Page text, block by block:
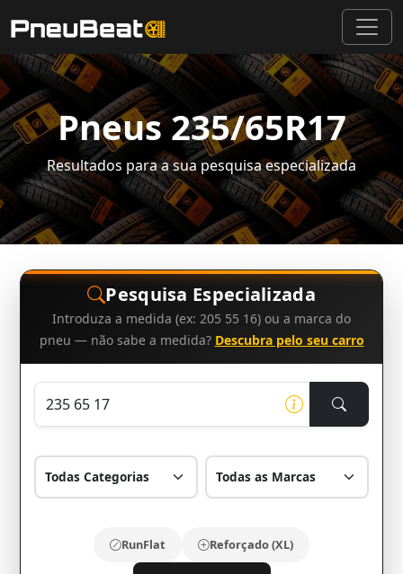
Pneus 235/65R17
Resultados para a sua pesquisa especializada
Pesquisa Especializada
Introduza a medida (ex: 205 55 16) ou a marca do
pneu — não sabe a medida? Descubra pelo seu carro
RunFlat Reforçado (XL)